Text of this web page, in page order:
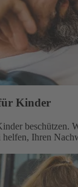
Kinder
beschützen.
helfen, Ihren